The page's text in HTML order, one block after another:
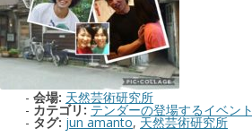
会場: 天然芸術研究所
カテゴリ: テンダーの登場するイベント
タグ: jun amanto,天然芸術研究所